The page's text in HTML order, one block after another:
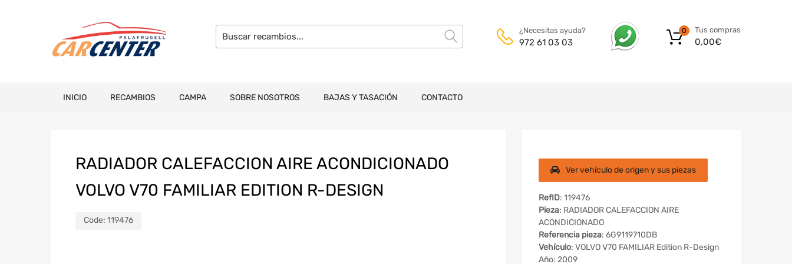
¿Necesitas ayuda?
972 61 03 03
Tus compras
0,00€
0
INICIO RECAMBIOS CAMPA SOBRE NOSOTROS BAJAS Y TASACIÓN CONTACTO
RADIADOR CALEFACCION AIRE ACONDICIONADO
VOLVO V70 FAMILIAR EDITION R-DESIGN
Code: 119476
Ver vehículo de origen y sus piezas
RefID: 119476
Pieza: RADIADOR CALEFACCION AIRE
ACONDICIONADO
Referencia pieza: 6G9119710DB
Vehículo: VOLVO V70 FAMILIAR Edition R-Design
Año: 2009